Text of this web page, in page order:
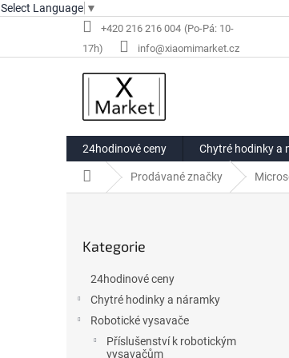
Select Language ▼
+420 216 216 004
info@xiaomimarket.cz
24hodinové ceny Chytré hodinky a
Domů Prodávané značky
kategorie
Kategorie
24hodinové ceny
Chytré hodinky a náramky
Robotické vysavače
Příslušenství k robotickým
vysavačům